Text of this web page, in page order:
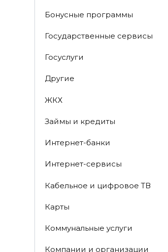
Бонусные программы
Государственные сервисы
Госуслуги
Другие
ЖКХ
Займы и кредиты
Интернет-банки
Интернет-сервисы
Кабельное и цифровое ТВ
Карты
Коммунальные услуги
Компании и организации